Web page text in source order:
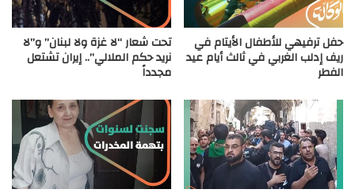
حفل ترفيهي للأطفال الأيتام في
ريف إدلب الغربي في ثالث أيام عيد
الفطر
تحت شعار “لا غزة ولا لبنان” و”لا
نريد حكم الملالي”.. إيران تشتعل
مجدداً